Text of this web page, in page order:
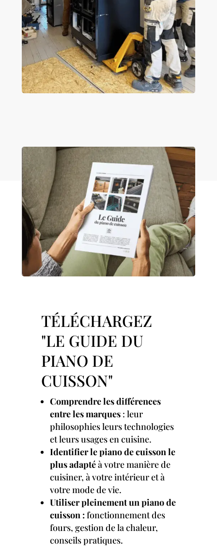
TÉLÉCHARGEZ
"LE GUIDE DU
PIANO DE
CUISSON"
Comprendre les différences
entre les marques: leur
philosophies leurs technologies
et leurs usages en cuisine.
Identifier le piano de cuisson le
plus adaptéà votre manière de
cuisiner, à votre intérieur et à
votre mode de vie.
Utiliser pleinement un piano de
cuisson : fonctionnement des
fours, gestion de la chaleur,
conseils pratiques.